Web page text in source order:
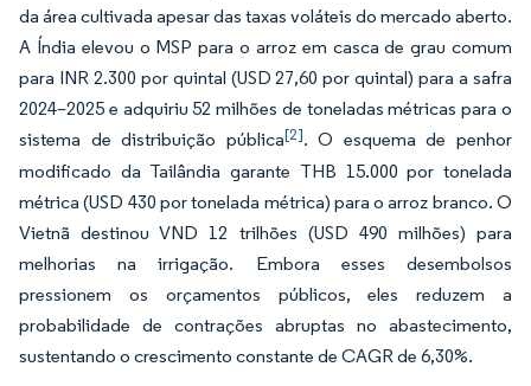
da área cultivada apesar das taxas voláteis do mercado aberto.
A Índia elevou o MSP para o arroz em casca de grau comum
para INR 2.300 por quintal (USD 27,60 por quintal) para a safra
2024–2025 e adquiriu 52 milhões de toneladas métricas para o
sistema de distribuição pública[2]. O esquema de penhor
modificado da Tailândia garante THB 15.000 por tonelada
métrica (USD 430 por tonelada métrica) para o arroz branco. O
Vietnã destinou VND 12 trilhões (USD 490 milhões) para
melhorias na irrigação. Embora esses desembolsos
pressionem os orçamentos públicos, eles reduzem a
probabilidade de contrações abruptas no abastecimento,
sustentando o crescimento constante de CAGR de 6,30%.